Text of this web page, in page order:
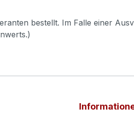
bestellt. Im Falle einer